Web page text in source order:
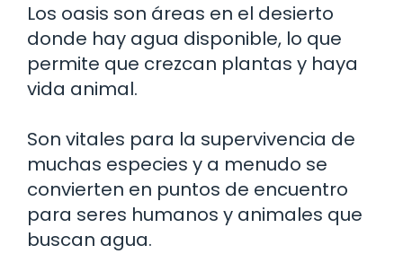
Los oasis son áreas en el desierto
donde hay agua disponible, lo que
permite que crezcan plantas y haya
vida animal.
Son vitales para la supervivencia de
muchas especies y a menudo se
convierten en puntos de encuentro
para seres humanos y animales que
buscan agua.